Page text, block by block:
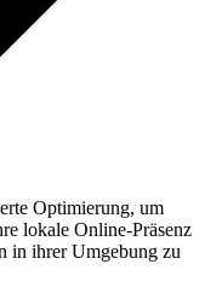
Optimierung, um
lokale Online-Präsenz
in ihrer Umgebung zu